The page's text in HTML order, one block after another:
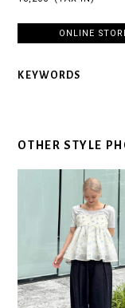
ONLINE
KEYWORDS
OTHER STYLE